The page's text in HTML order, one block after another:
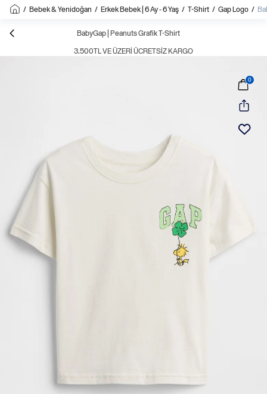
/ Bebek & Yenidoğan / Erkek Bebek | 6 Ay - 6 Yaş / T-Shirt / Gap Logo /
BabyGap | Peanuts Grafik T-Shirt
3.500TL VE ÜZERI ÜCRETSIZ KARGO
0